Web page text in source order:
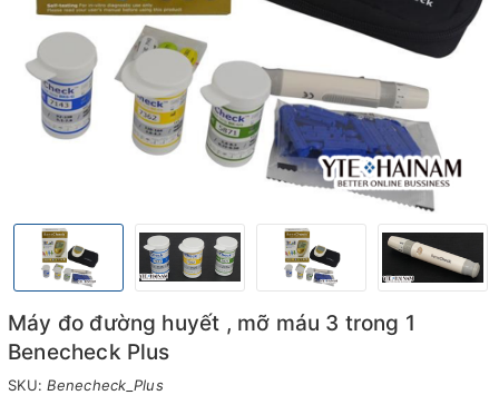
Máy đo đường huyết , mỡ máu 3 trong 1
Benecheck Plus
SKU:Benecheck_Plus